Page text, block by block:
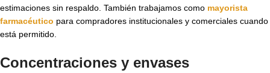
estimaciones sin respaldo. También trabajamos como mayorista
farmacéutico para compradores institucionales y comerciales cuando
está permitido.
Concentraciones y envases